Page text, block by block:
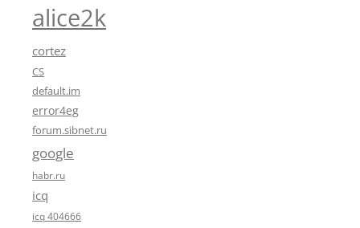
alice2k
cortez
CS
default.im
error4eg
forum.sibnet.ru
google
habr.ru
icq
icq 404666